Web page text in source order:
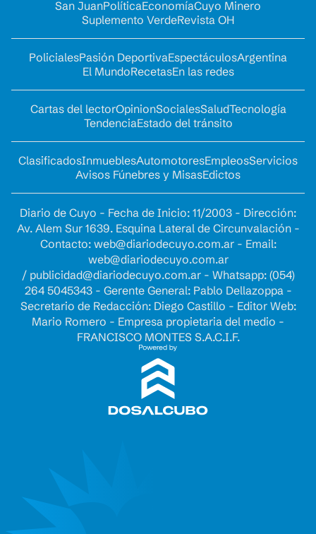
San JuanPolíticaEconomíaCuyo Minero
Suplemento VerdeRevista OH
PolicialesPasión DeportivaEspectáculosArgentina
El MundoRecetasEn las redes
Cartas del lectorOpinionSocialesSaludTecnología
TendenciaEstado del tránsito
ClasificadosInmueblesAutomotoresEmpleosServicios
Avisos Fúnebres y MisasEdictos
Diario de Cuyo - Fecha de Inicio: 11/2003 - Dirección:
Av. Alem Sur 1639. Esquina Lateral de Circunvalación -
Contacto: web@diariodecuyo.com.ar- Email:
web@diariodecuyo.com.ar
/ publicidad@diariodecuyo.com.ar- Whatsapp: (054)
264 5045343 - Gerente General: Pablo Dellazoppa -
Secretario de Redacción: Diego Castillo - Editor Web:
Mario Romero - Empresa propietaria del medio -
FRANCISCO MONTES S.A.C.I.F.